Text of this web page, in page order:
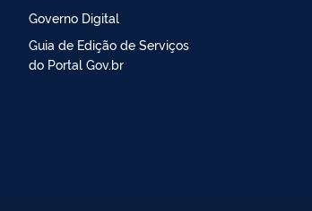
Governo Digital
Guia de Edição de Serviços
do Portal Gov.br